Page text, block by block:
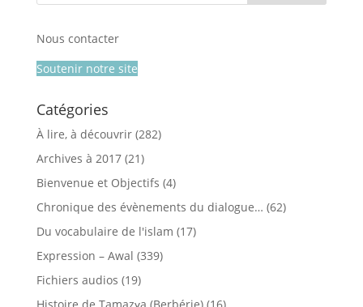
Nous contacter
Soutenir notre site
Catégories
À lire, à découvrir(282)
Archives à 2017(21)
Bienvenue et Objectifs (4)
Chronique des évènements du dialogue… (62)
Du vocabulaire de l'islam (17)
Expression – Awal (339)
Fichiers audios (19)